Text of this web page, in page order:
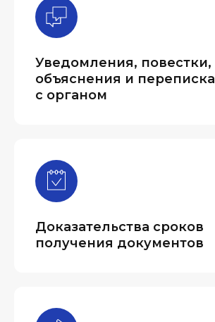
Уведомления, повестки,
объяснения и переписка
с органом
Доказательства сроков
получения документов